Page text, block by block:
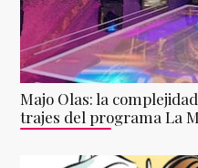
Majo Olas: la
trajes del programa La